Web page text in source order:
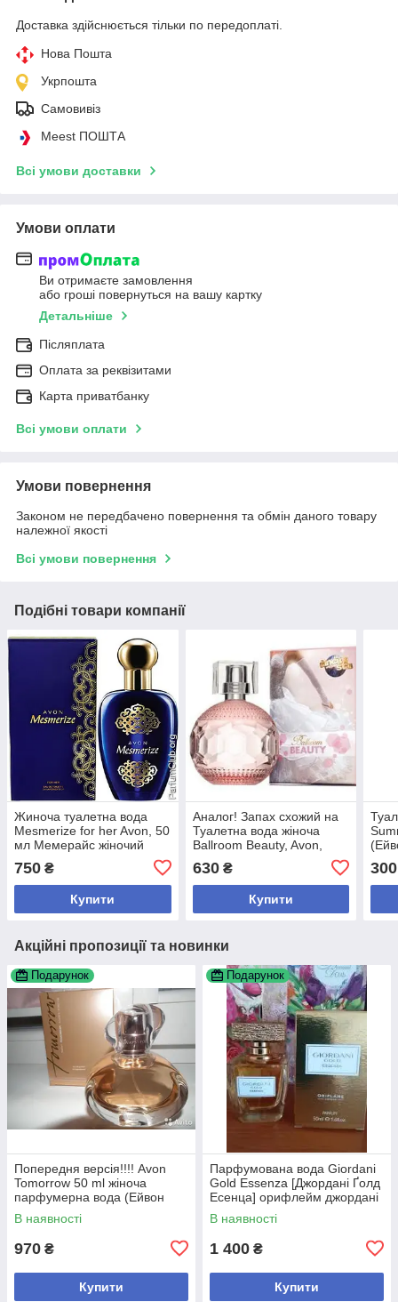
Доставка здійснюється тільки по передоплаті.
Нова Пошта
Укрпошта
Самовивіз
Meest ПОШТА
Всі умови доставки
Умови оплати
Ви отримаєте замовлення
або гроші повернуться на вашу картку
Детальніше
Післяплата
Оплата за реквізитами
Карта приватбанку
Всі умови оплати
Умови повернення
Законом не передбачено повернення та обмін даного товару
належної якості
Всі умови повернення
Подібні товари компанії
Жиноча туалетна вода
Mesmerize for her Avon, 50
мл Мемерайс жіночий
750 ₴
Купити
Аналог! Запах схожий на
Туалетна вода жіноча
Ballroom Beauty, Avon,
Ейвон, Ейвон, 50 мл
630₴
Купити
300
Акційні пропозиції та новинки
Подарунок
Попередня версія!!!! Avon
Tomorrow 50 ml жіноча
парфумерна вода (Ейвон
Туморов) Оригінал!
В наявності
970 ₴
Купити
Подарунок
Парфумована вода Giordani
Gold Essenza [Джордані Ґолд
Есенца] орифлейм джордані
есенса Оригинал 50мл
В наявності
1 400 ₴
Купити